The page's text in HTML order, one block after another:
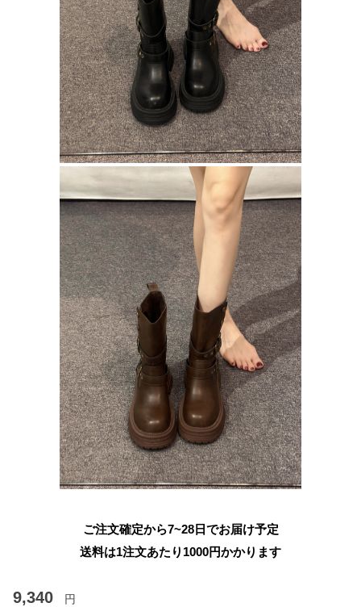
ご注文確定から7~28日でお届け予定
送料は1注文あたり 1000円かかります
9,340 円